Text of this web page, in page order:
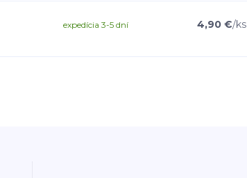
4,90 €/ks
expedícia 3-5 dní